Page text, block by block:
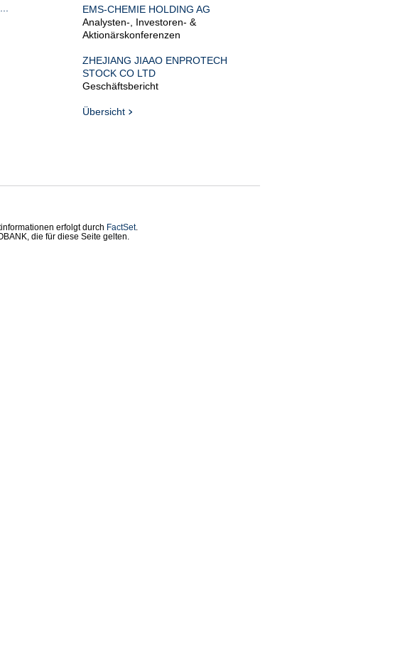
EMS-CHEMIE HOLDING AG
Analysten-, Investoren- &
Aktionärskonferenzen
ZHEJIANG JIAAO ENPROTECH
STOCK CO LTD
Geschäftsbericht
Übersicht
erfolgt durch FactSet.
die für diese Seite gelten.